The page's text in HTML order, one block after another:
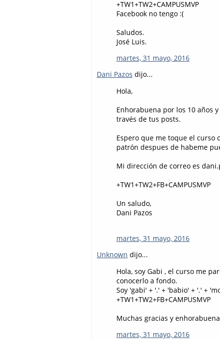
+TW1+TW2+CAMPUSMVP
Facebook no tengo :(
Saludos.
José Luis.
martes, 31 mayo, 2016
Dani Pazos dijo...
Hola,
Enhorabuena por los 10 años
través de tus posts.
Espero que me toque el curso
patrón despues de habeme
Mi dirección de correo es
+TW1+TW2+FB+CAMPUSMVP
Un saludo,
Dani Pazos
martes, 31 mayo, 2016
Unknown dijo...
Hola, soy Gabi , el curso me
conocerlo a fondo.
Soy 'gabi' + '.' + 'babio' + '.' +
+TW1+TW2+FB+CAMPUSMVP
Muchas gracias y enhorabuena
martes, 31 mayo, 2016